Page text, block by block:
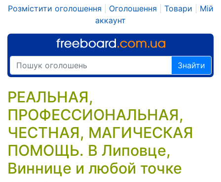
Розмістити оголошення Оголошення Товари
Мій
аккаунт
Знайти
РЕАЛЬНАЯ,
ПРОФЕССИОНАЛЬНАЯ,
ЧЕСТНАЯ, МАГИЧЕСКАЯ
ПОМОЩЬ. В Липовце,
Виннице и любой точке